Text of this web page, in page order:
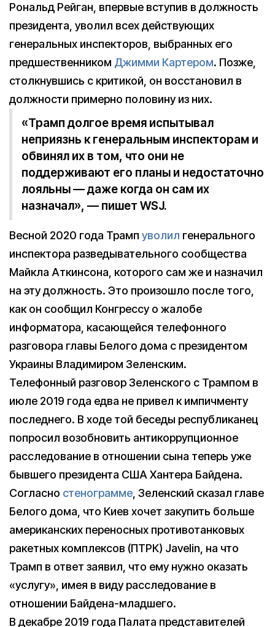
Рональд Рейган, впервые вступив в должность
президента, уволил всех действующих
генеральных инспекторов, выбранных его
предшественником Джимми Картером. Позже,
столкнувшись с критикой, он восстановил в
должности примерно половину из них.
«Трамп долгое время испытывал
неприязнь к генеральным инспекторам и
обвинял их в том, что они не
поддерживают его планы и недостаточно
лояльны — даже когда он сам их
назначал», — пишет WSJ.
Весной 2020 года Трамп уволил генерального
инспектора разведывательного сообщества
Майкла Аткинсона, которого сам же и назначил
на эту должность. Это произошло после того,
как он сообщил Конгрессу о жалобе
информатора, касающейся телефонного
разговора главы Белого дома с президентом
Украины Владимиром Зеленским.
Телефонный разговор Зеленского с Трампом в
июле 2019 года едва не привел к импичменту
последнего. В ходе той беседы республиканец
попросил возобновить антикоррупционное
расследование в отношении сына теперь уже
бывшего президента США Хантера Байдена.
Согласно стенограмме, Зеленский сказал главе
Белого дома, что Киев хочет закупить больше
американских переносных противотанковых
ракетных комплексов (ПТРК) Javelin, на что
Трамп в ответ заявил, что ему нужно оказать
«услугу», имея в виду расследование в
отношении Байдена-младшего.
В декабре 2019 года Палата представителей